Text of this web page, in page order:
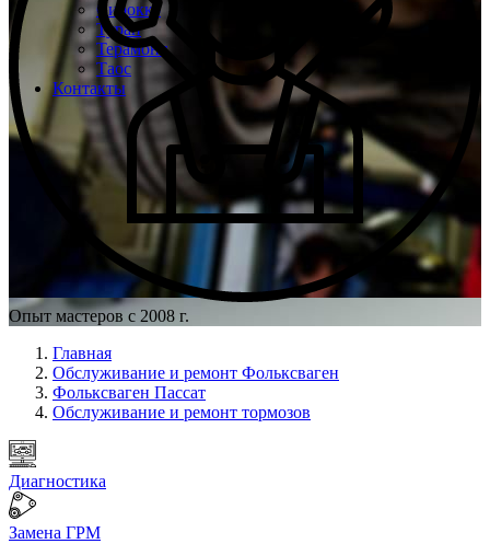
Сирокко
Туран
Терамонт
Таос
Контакты
Опыт мастеров с 2008 г.
Главная
Обслуживание и ремонт Фольксваген
Фольксваген Пассат
Обслуживание и ремонт тормозов
Диагностика
Замена ГРМ